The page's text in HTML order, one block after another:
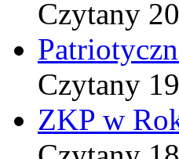
Czytany
Czytany
ZKP w